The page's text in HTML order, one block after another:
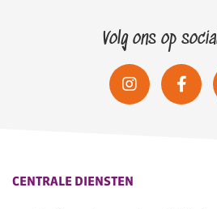
Volg ons op
CENTRALE DIENSTEN